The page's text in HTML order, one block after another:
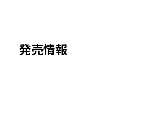
発売情報